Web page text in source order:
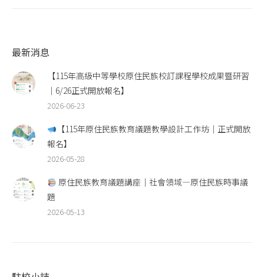
最新消息
【115年高級中等學校原住民族校訂課程學校成果暨研習
｜6/26正式開放報名】
2026-06-23
【115年原住民族教育議題教學設計工作坊｜正式開放
報名】
2026-05-28
原住民族教育議題講座｜社會領域—原住民族時事議
題
2026-05-13